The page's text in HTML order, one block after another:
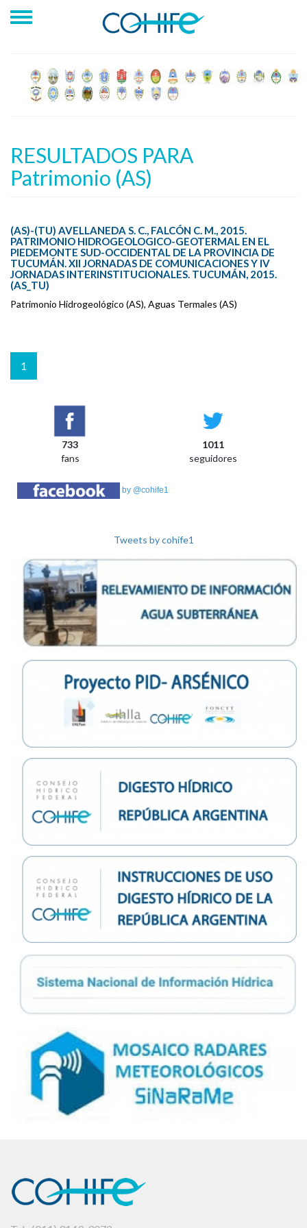
RESULTADOS PARA
Patrimonio (AS)
(AS)-(TU) AVELLANEDA S. C., FALCÓN C. M., 2015.
PATRIMONIO HIDROGEOLOGICO-GEOTERMAL EN EL
PIEDEMONTE SUD-OCCIDENTAL DE LA PROVINCIA DE
TUCUMÁN. XII JORNADAS DE COMUNICACIONES Y IV
JORNADAS INTERINSTITUCIONALES. TUCUMÁN, 2015.
(AS_TU)
Patrimonio Hidrogeológico (AS), Aguas Termales (AS)
1
733
1011
fans
seguidores
by @cohife1
Tweets by cohife1